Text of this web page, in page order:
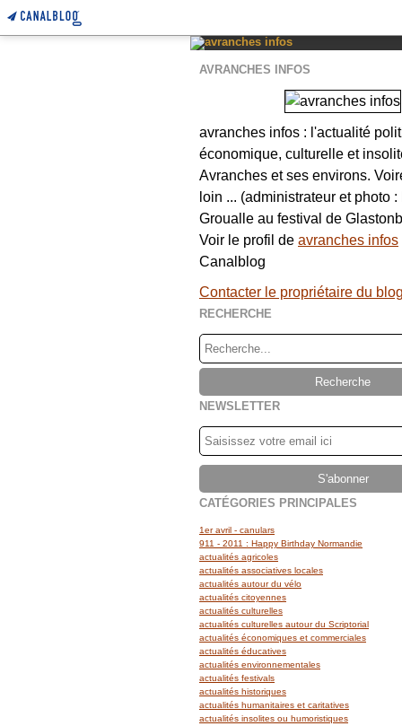
AVRANCHES INFOS
avranches infos : l'actualité
économique, culturelle et
Avranches et ses environs.
loin ... (administrateur et photo
Groualle au festival de
Voir le profil de avranches infos
Canalblog
Contacter le propriétaire du blog
RECHERCHE
NEWSLETTER
CATÉGORIES PRINCIPALES
1er avril - canulars
911 - 2011 : Happy Birthday Normandie
actualités agricoles
actualités associatives locales
actualités autour du vélo
actualités citoyennes
actualités culturelles
actualités culturelles autour du Scriptorial
actualités économiques et commerciales
actualités éducatives
actualités environnementales
actualités festivals
actualités historiques
actualités humanitaires et caritatives
actualités insolites ou humoristiques